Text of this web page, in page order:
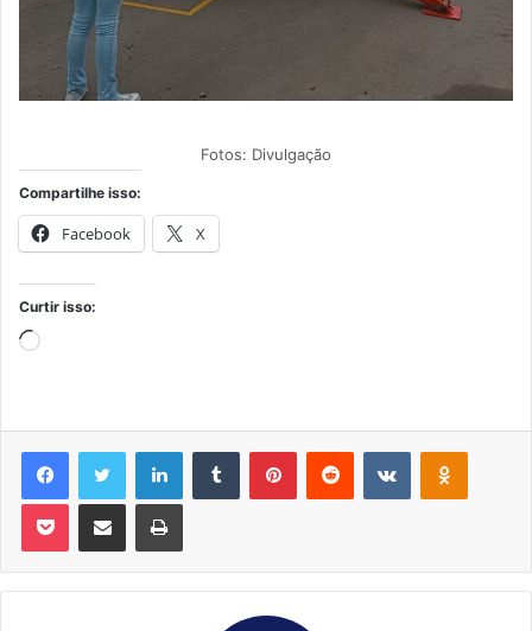
Fotos: Divulgação
Compartilhe isso:
Facebook X
Curtir isso:
Carregando...
FacebookTwitter LinkedinTumblr PinterestReddit VK OK
Pocket Compartilhar via e-mail Imprimir